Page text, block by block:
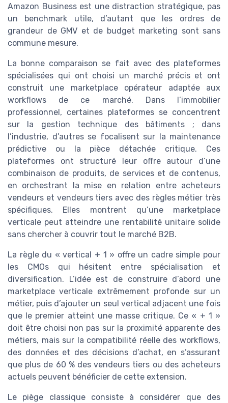
Amazon Business est une distraction stratégique, pas
un benchmark utile, d’autant que les ordres de
grandeur de GMV et de budget marketing sont sans
commune mesure.
La bonne comparaison se fait avec des plateformes
spécialisées qui ont choisi un marché précis et ont
construit une marketplace opérateur adaptée aux
workflows de ce marché. Dans l’immobilier
professionnel, certaines plateformes se concentrent
sur la gestion technique des bâtiments ; dans
l’industrie, d’autres se focalisent sur la maintenance
prédictive ou la pièce détachée critique. Ces
plateformes ont structuré leur offre autour d’une
combinaison de produits, de services et de contenus,
en orchestrant la mise en relation entre acheteurs
vendeurs et vendeurs tiers avec des règles métier très
spécifiques. Elles montrent qu’une marketplace
verticale peut atteindre une rentabilité unitaire solide
sans chercher à couvrir tout le marché B2B.
La règle du « vertical + 1 » offre un cadre simple pour
les CMOs qui hésitent entre spécialisation et
diversification. L’idée est de construire d’abord une
marketplace verticale extrêmement profonde sur un
métier, puis d’ajouter un seul vertical adjacent une fois
que le premier atteint une masse critique. Ce « + 1 »
doit être choisi non pas sur la proximité apparente des
métiers, mais sur la compatibilité réelle des workflows,
des données et des décisions d’achat, en s’assurant
que plus de 60 % des vendeurs tiers ou des acheteurs
actuels peuvent bénéficier de cette extension.
Le piège classique consiste à considérer que des